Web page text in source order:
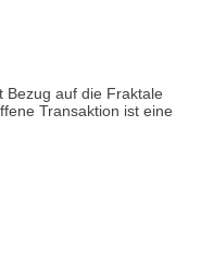
Bezug auf die Fraktale
Transaktion ist eine